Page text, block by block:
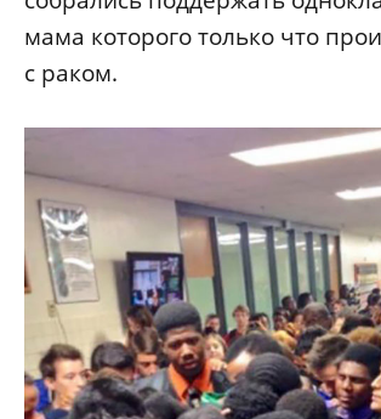
мама которого только что
с раком.